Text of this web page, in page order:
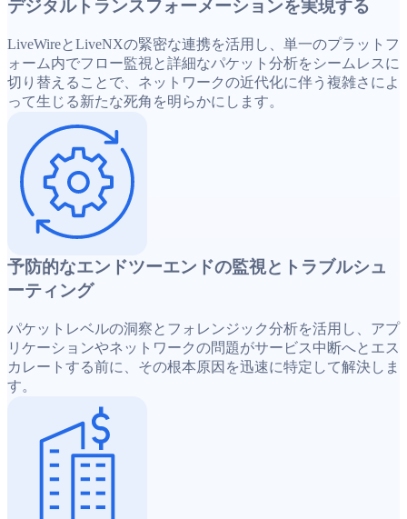
デジタルトランスフォーメーションを実現する
LiveWireとLiveNXの緊密な連携を活用し、単一のプラットフ
ォーム内でフロー監視と詳細なパケット分析をシームレスに
切り替えることで、ネットワークの近代化に伴う複雑さによ
って生じる新たな死角を明らかにします。
予防的なエンドツーエンドの監視とトラブルシュ
ーティング
パケットレベルの洞察とフォレンジック分析を活用し、アプ
リケーションやネットワークの問題がサービス中断へとエス
カレートする前に、その根本原因を迅速に特定して解決しま
す。